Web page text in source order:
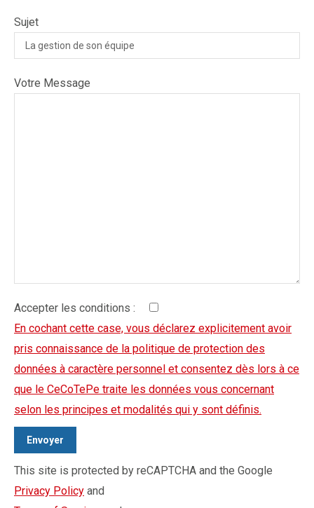
Sujet
Votre Message
Accepter les conditions :
En cochant cette case, vous déclarez explicitement avoir
pris connaissance de la politique de protection des
données à caractère personnel et consentez dès lors à ce
que le CeCoTePe traite les données vous concernant
selon les principes et modalités qui y sont définis.
This site is protected by reCAPTCHA and the Google
Privacy Policy and